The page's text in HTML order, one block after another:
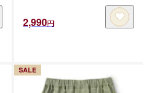
2,990円
SALE